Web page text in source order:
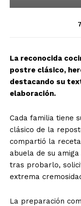
La reconocida
postre clásico,
destacando su
elaboración.
Cada familia tiene
clásico de la
compartió la receta
abuela de su amiga
tras probarlo,
extrema
La preparación